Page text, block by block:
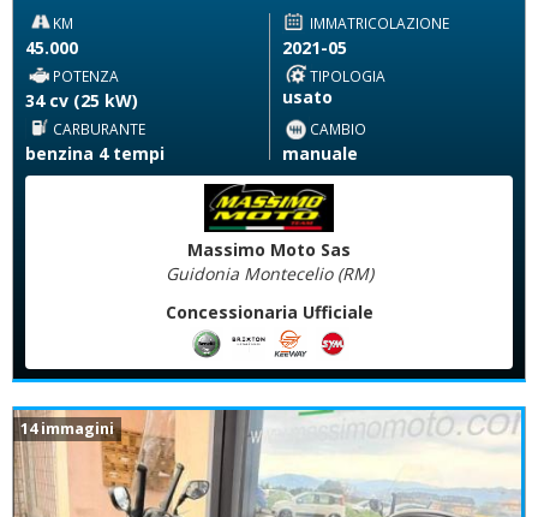
KM
45.000
IMMATRICOLAZIONE
2021-05
POTENZA
34 cv (25 kW)
TIPOLOGIA
usato
CARBURANTE
benzina 4 tempi
CAMBIO
manuale
Massimo Moto Sas
Guidonia Montecelio (RM)
Concessionaria Ufficiale
14 immagini